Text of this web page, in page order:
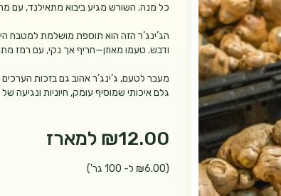
כל מנה. השורש מגיע ביבוא מתאילנד, עם
הג’ינג’ר הזה הוא תוספת מושלמת למטבח
ודבש. טעמו מאוזן—חריף אך נקי, עם רמז
מעבר לטעם, ג’ינג’ר אהוב גם בזכות
גלם איכותי שמוסיף עומק, חיוניות ונגיעה
₪12.00 למארז
(₪6.00 ל- 100 גר')